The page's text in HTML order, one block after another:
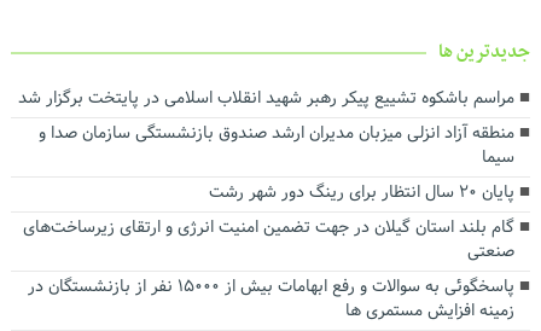
گیلان
رضایت بازنشستگان و بهبود معیشت و تکریم آنها سرلوحه اهداف
سازمانی است
توسعه شبکه ریلی بندر کاسپین برای افزایش ظرفیت ترانزیتی در دستور
کار قرار گرفت
تفاهم‌نامه همکاری میان سازمان منطقه آزاد انزلی و شرکت ملی پست
جمهوری اسلامی ایران امضا شد
جديدترين ها
مراسم باشکوه تشییع پیکر رهبر شهید انقلاب اسلامی در پایتخت برگزار شد
منطقه آزاد انزلی میزبان مدیران ارشد صندوق بازنشستگی سازمان صدا و
سیما
پایان ۲۰ سال انتظار برای رینگ دور شهر رشت
گام بلند استان گیلان در جهت تضمین امنیت انرژی و ارتقای زیرساخت‌های
صنعتی
پاسخگوئی به سوالات و رفع ابهامات بیش از ۱۵۰۰۰ نفر از بازنشستگان در
زمینه افزایش مستمری ها